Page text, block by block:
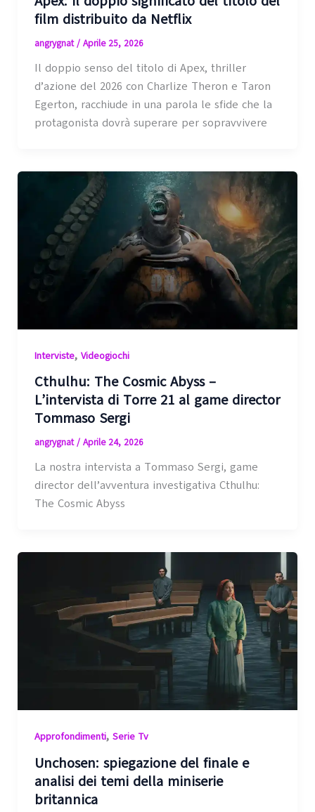
film distribuito da Netflix
angrygnat/ Aprile 25, 2026
Il doppio senso del titolo di Apex, thriller
d’azione del 2026 con Charlize Theron e Taron
Egerton, racchiude in una parola le sfide che la
protagonista dovrà superare per sopravvivere
Interviste, Videogiochi
Cthulhu: The Cosmic Abyss –
L’intervista di Torre 21 al game director
Tommaso Sergi
angrygnat/ Aprile 24, 2026
La nostra intervista a Tommaso Sergi, game
director dell’avventura investigativa Cthulhu:
The Cosmic Abyss
Approfondimenti, Serie Tv
Unchosen: spiegazione del finale e
analisi dei temi della miniserie
britannica